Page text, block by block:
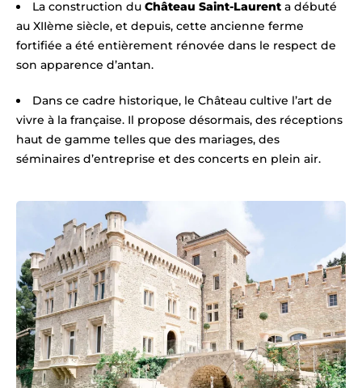
La construction du Château Saint-Laurent a débuté
au XIIème siècle, et depuis, cette ancienne ferme
fortifiée a été entièrement rénovée dans le respect de
son apparence d’antan.
Dans ce cadre historique, le Château cultive l’art de
vivre à la française. Il propose désormais, des réceptions
haut de gamme telles que des mariages, des
séminaires d’entreprise et des concerts en plein air.